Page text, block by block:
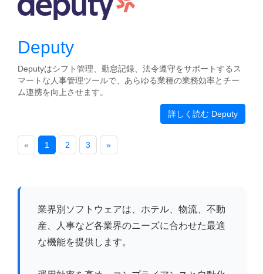
Deputy
Deputyはシフト管理、勤怠記録、法令遵守をサポートするス
マートな人事管理ツールで、あらゆる業種の業務効率とチー
ム連携を向上させます。
詳しく読む Deputy
« 1 2 3 »
業界別ソフトウェアは、ホテル、物流、不動
産、人事など各業界のニーズに合わせた最適
な機能を提供します。